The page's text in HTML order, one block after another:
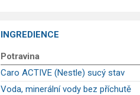
INGREDIENCE
Potravina
Caro ACTIVE (Nestle) sucý stav
Voda, minerální vody bez příchutě